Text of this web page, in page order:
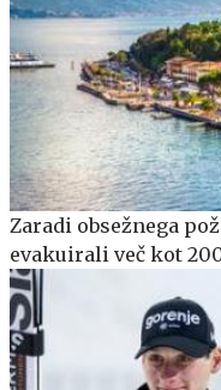
Zaradi obsežnega
evakuirali več kot